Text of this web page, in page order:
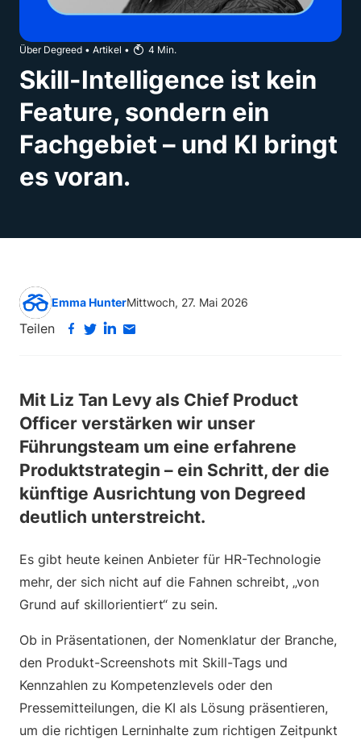
Über Degreed • Artikel • 4 Min.
Skill-Intelligence ist kein
Feature, sondern ein
Fachgebiet – und KI bringt
es voran.
Emma HunterMittwoch, 27. Mai 2026
Teilen
Mit Liz Tan Levy als Chief Product
Officer verstärken wir unser
Führungsteam um eine erfahrene
Produktstrategin – ein Schritt, der die
künftige Ausrichtung von Degreed
deutlich unterstreicht.
Es gibt heute keinen Anbieter für HR-Technologie
mehr, der sich nicht auf die Fahnen schreibt, „von
Grund auf skillorientiert“ zu sein.
Ob in Präsentationen, der Nomenklatur der Branche,
den Produkt-Screenshots mit Skill-Tags und
Kennzahlen zu Kompetenzlevels oder den
Pressemitteilungen, die KI als Lösung präsentieren,
um die richtigen Lerninhalte zum richtigen Zeitpunkt